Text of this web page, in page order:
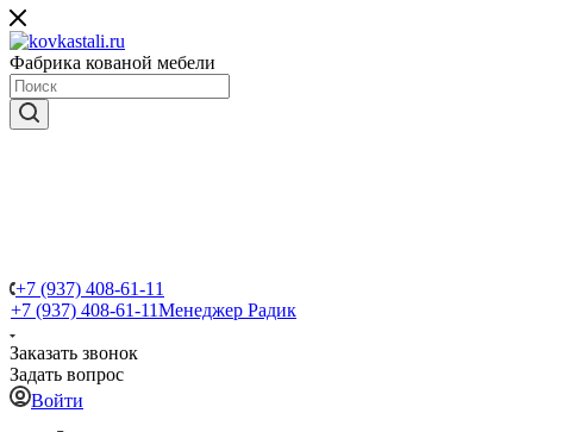
Фабрика кованой мебели
+7 (937) 408-61-11
+7 (937) 408-61-11Менеджер Радик
Заказать звонок
Задать вопрос
Войти